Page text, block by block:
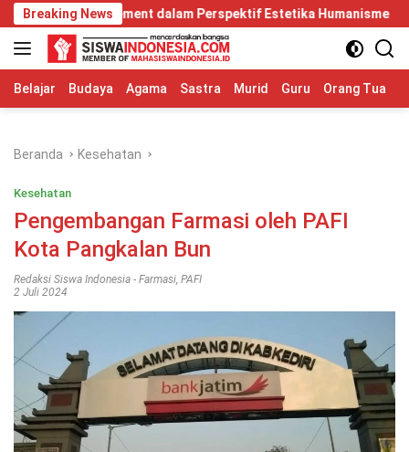
Langsung
ke
konten
Breaking Newsdalam Perspektif Estetika Humanisme
Belajar Budaya Agama Sastra Murid Guru Orang Tua
Beranda Kesehatan
Kesehatan
Pengembangan Farmasi oleh PAFI
Kota Pangkalan Bun
Redaksi Siswa Indonesia - Farmasi, PAFI
2 Juli 2024